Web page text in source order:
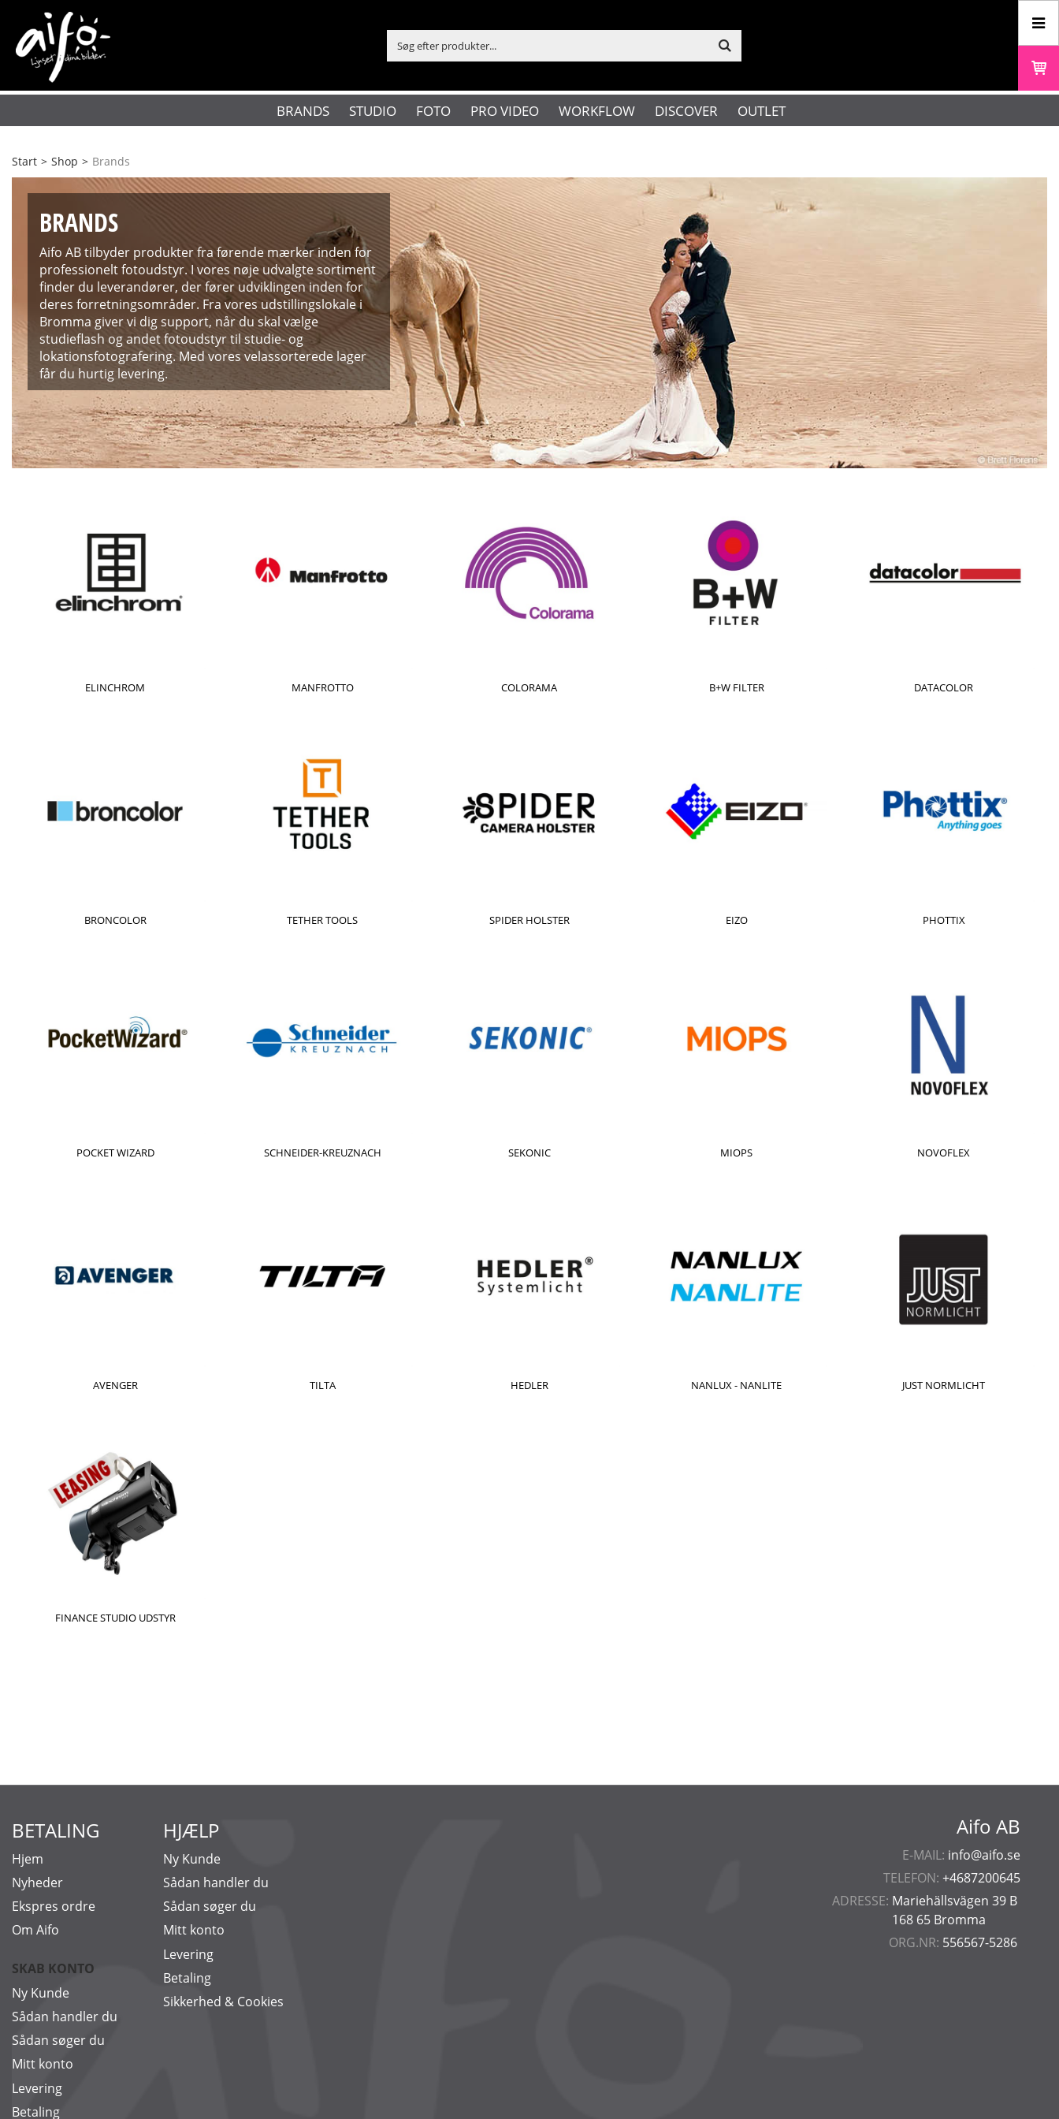
BRANDS STUDIO FOTO PRO VIDEO WORKFLOW DISCOVER OUTLET
Start > Shop > Brands
BRANDS
Aifo AB tilbyder produkter fra førende mærker inden for
professionelt fotoudstyr. I vores nøje udvalgte sortiment
finder du leverandører, der fører udviklingen inden for
deres forretningsområder. Fra vores udstillingslokale i
Bromma giver vi dig support, når du skal vælge
studieflash og andet fotoudstyr til studie- og
lokationsfotografering. Med vores velassorterede lager
får du hurtig levering.
ELINCHROM MANFROTTO COLORAMA B+W FILTER DATACOLOR
BRONCOLOR TETHER TOOLS SPIDER HOLSTER EIZO PHOTTIX
POCKET WIZARD SCHNEIDER-KREUZNACH SEKONIC MIOPS NOVOFLEX
AVENGER TILTA HEDLER NANLUX - NANLITE JUST NORMLICHT
FINANCE STUDIO UDSTYR
Aifo AB
E-MAIL: info@aifo.se
TELEFON: +4687200645
ADRESSE: Mariehällsvägen 39 B
168 65 Bromma
ORG.NR: 556567-5286
BETALING
Hjem
Nyheder
Ekspres ordre
Om Aifo
SKAB KONTO
Ny Kunde
Sådan handler du
Sådan søger du
Mitt konto
Levering
Betaling
HJÆLP
Ny Kunde
Sådan handler du
Sådan søger du
Mitt konto
Levering
Betaling
Sikkerhed & Cookies